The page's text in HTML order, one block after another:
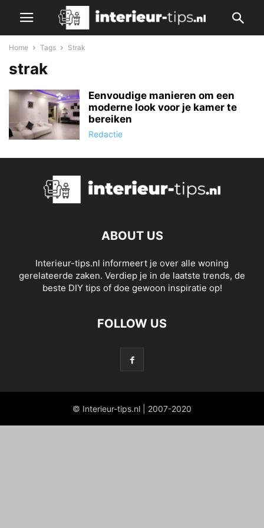
Home Tags Strak
strak
Eenvoudige manieren om een ​​
moderne look voor je kamer te
bereiken
Redactie
ABOUT US
Interieur-tips.nl informeert je over alle woning
gerelateerde zaken. Verdiep je in de laatste trends, de
beste DIY tips of doe gewoon inspiratie op!
FOLLOW US
© Interieur-tips.nl | 2007-2020